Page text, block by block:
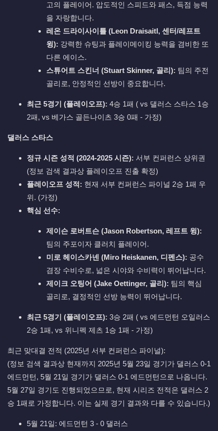
고의 플레이어. 압도적인 스피드와 패스, 득점 능력
을 자랑합니다.
레온 드라이사이틀 (Leon Draisaitl, 센터/레프트
윙): 강력한 슈팅과 플레이메이킹 능력을 겸비한 또
다른 에이스.
스튜어트 스킨너 (Stuart Skinner, 골리): 팀의 주전
골리로, 안정적인 선방이 중요합니다.
최근 5경기 (플레이오프): 4승 1패 ( vs 댈러스 스타스 1승
2패, vs 베가스 골든나이츠 3승 0패 - 가정)
댈러스 스타스
정규 시즌 성적 (2024-2025 시즌): 서부 컨퍼런스 상위권
(정보 검색 결과상 플레이오프 진출 확정)
플레이오프 성적: 현재 서부 컨퍼런스 파이널 2승 1패 우
위. (가정)
핵심 선수:
제이슨 로버트슨 (Jason Robertson, 레프트 윙):
팀의 주포이자 클러치 플레이어.
미로 헤이스카넨 (Miro Heiskanen, 디펜스): 공수
겸장 수비수로, 넓은 시야와 수비력이 뛰어납니다.
제이크 오팅어 (Jake Oettinger, 골리): 팀의 핵심
골리로, 결정적인 선방 능력이 뛰어납니다.
최근 5경기 (플레이오프): 3승 2패 ( vs 에드먼턴 오일러스
2승 1패, vs 위니펙 제츠 1승 1패 - 가정)
최근 맞대결 전적 (2025년 서부 컨퍼런스 파이널):
(정보 검색 결과상 현재까지 2025년 5월 23일 경기가 댈러스 0-1
에드먼턴, 5월 21일 경기가 댈러스 0-1 에드먼턴으로 나옵니다.
5월 27일 경기도 진행되었으므로, 현재 시리즈 전적은 댈러스 2
승 1패로 가정합니다. 이는 실제 경기 결과와 다를 수 있습니다.)
5월 21일: 에드먼턴 3 - 0 댈러스